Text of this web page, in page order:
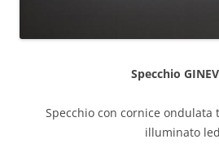
Specchio
Specchio con cornice
illuminato led